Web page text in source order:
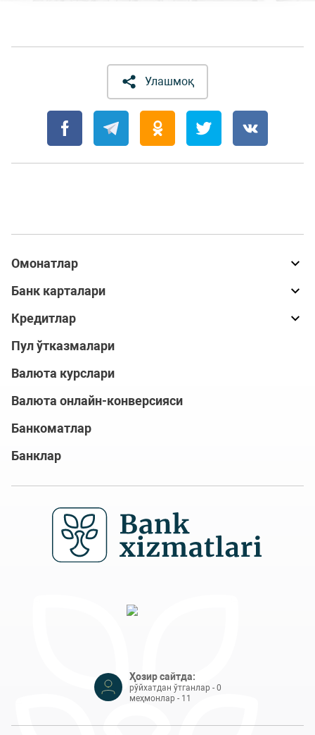
Улашмоқ
Омонатлар
Банк карталари
Кредитлар
Пул ўтказмалари
Валюта курслари
Валюта онлайн-конверсияси
Банкоматлар
Банклар
Ҳозир сайтда:
рўйхатдан ўтганлар - 0
меҳмонлар - 11